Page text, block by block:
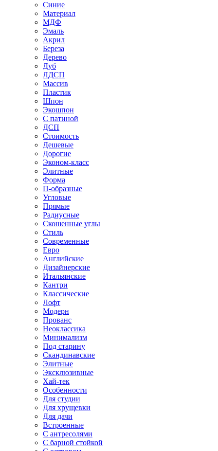
Синие
Материал
МДФ
Эмаль
Акрил
Береза
Дерево
Дуб
ЛДСП
Массив
Пластик
Шпон
Экошпон
С патиной
ДСП
Стоимость
Дешевые
Дорогие
Эконом-класс
Элитные
Форма
П-образные
Угловые
Прямые
Радиусные
Скошенные углы
Стиль
Современные
Евро
Английские
Дизайнерские
Итальянские
Кантри
Классические
Лофт
Модерн
Прованс
Неоклассика
Минимализм
Под старину
Скандинавские
Элитные
Эксклюзивные
Хай-тек
Особенности
Для студии
Для хрущевки
Для дачи
Встроенные
С антресолями
С барной стойкой